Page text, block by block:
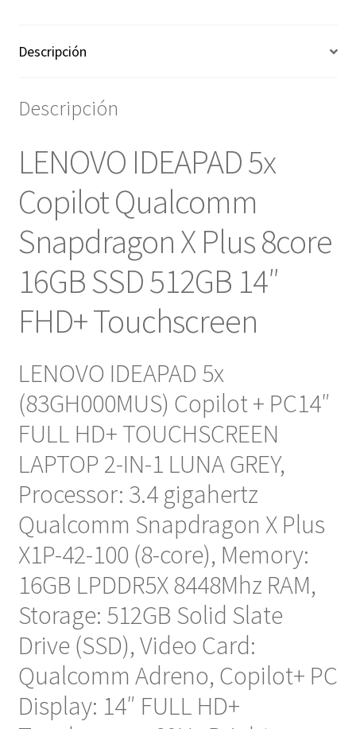
Descripción
Descripción
LENOVO IDEAPAD 5x
Copilot Qualcomm
Snapdragon X Plus 8core
16GB SSD 512GB 14″
FHD+ Touchscreen
LENOVO IDEAPAD 5x
(83GH000MUS) Copilot + PC14″
FULL HD+ TOUCHSCREEN
LAPTOP 2-IN-1 LUNA GREY,
Processor: 3.4 gigahertz
Qualcomm Snapdragon X Plus
X1P-42-100 (8-core), Memory:
16GB LPDDR5X 8448Mhz RAM,
Storage: 512GB Solid Slate
Drive (SSD), Video Card:
Qualcomm Adreno, Copilot+ PC
Display: 14″ FULL HD+